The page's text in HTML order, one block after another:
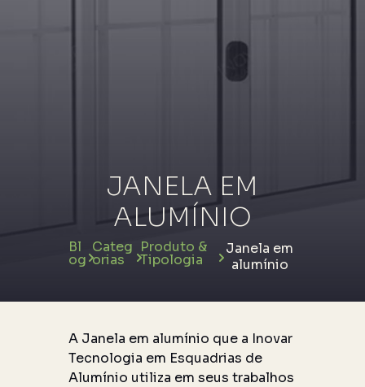
JANELA EM
ALUMÍNIO
Bl
og
Categ
orias
Produto &
Tipologia
Janela em
alumínio
A Janela em alumínio que a Inovar
Tecnologia em Esquadrias de
Alumínio utiliza em seus trabalhos